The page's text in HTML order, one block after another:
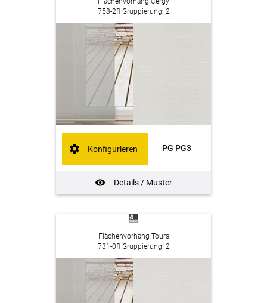
758-2fl Gruppierung: 2
PG PG3
Details / Muster
Konfigurieren
Flächenvorhang Tours
731-0fl Gruppierung: 2